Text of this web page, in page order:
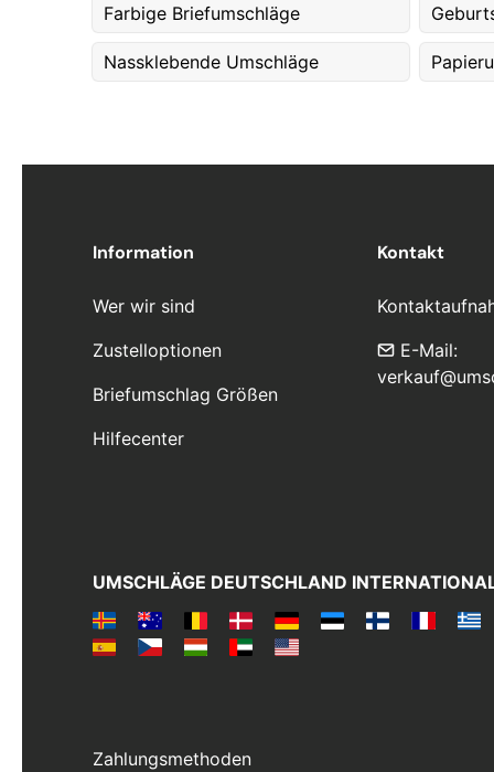
Farbige Briefumschläge
Nassklebende Umschläge
Information
Wer wir sind
Zustelloptionen
Briefumschlag Größen
Hilfecenter
Kontakt
E-Mail:
UMSCHLÄGE DEUTSCHLAND
Zahlungsmethoden